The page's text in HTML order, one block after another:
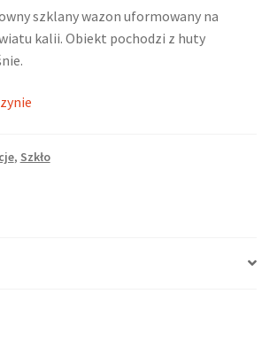
szklany wazon uformowany na
kalii. Obiekt pochodzi z huty
, Szkło